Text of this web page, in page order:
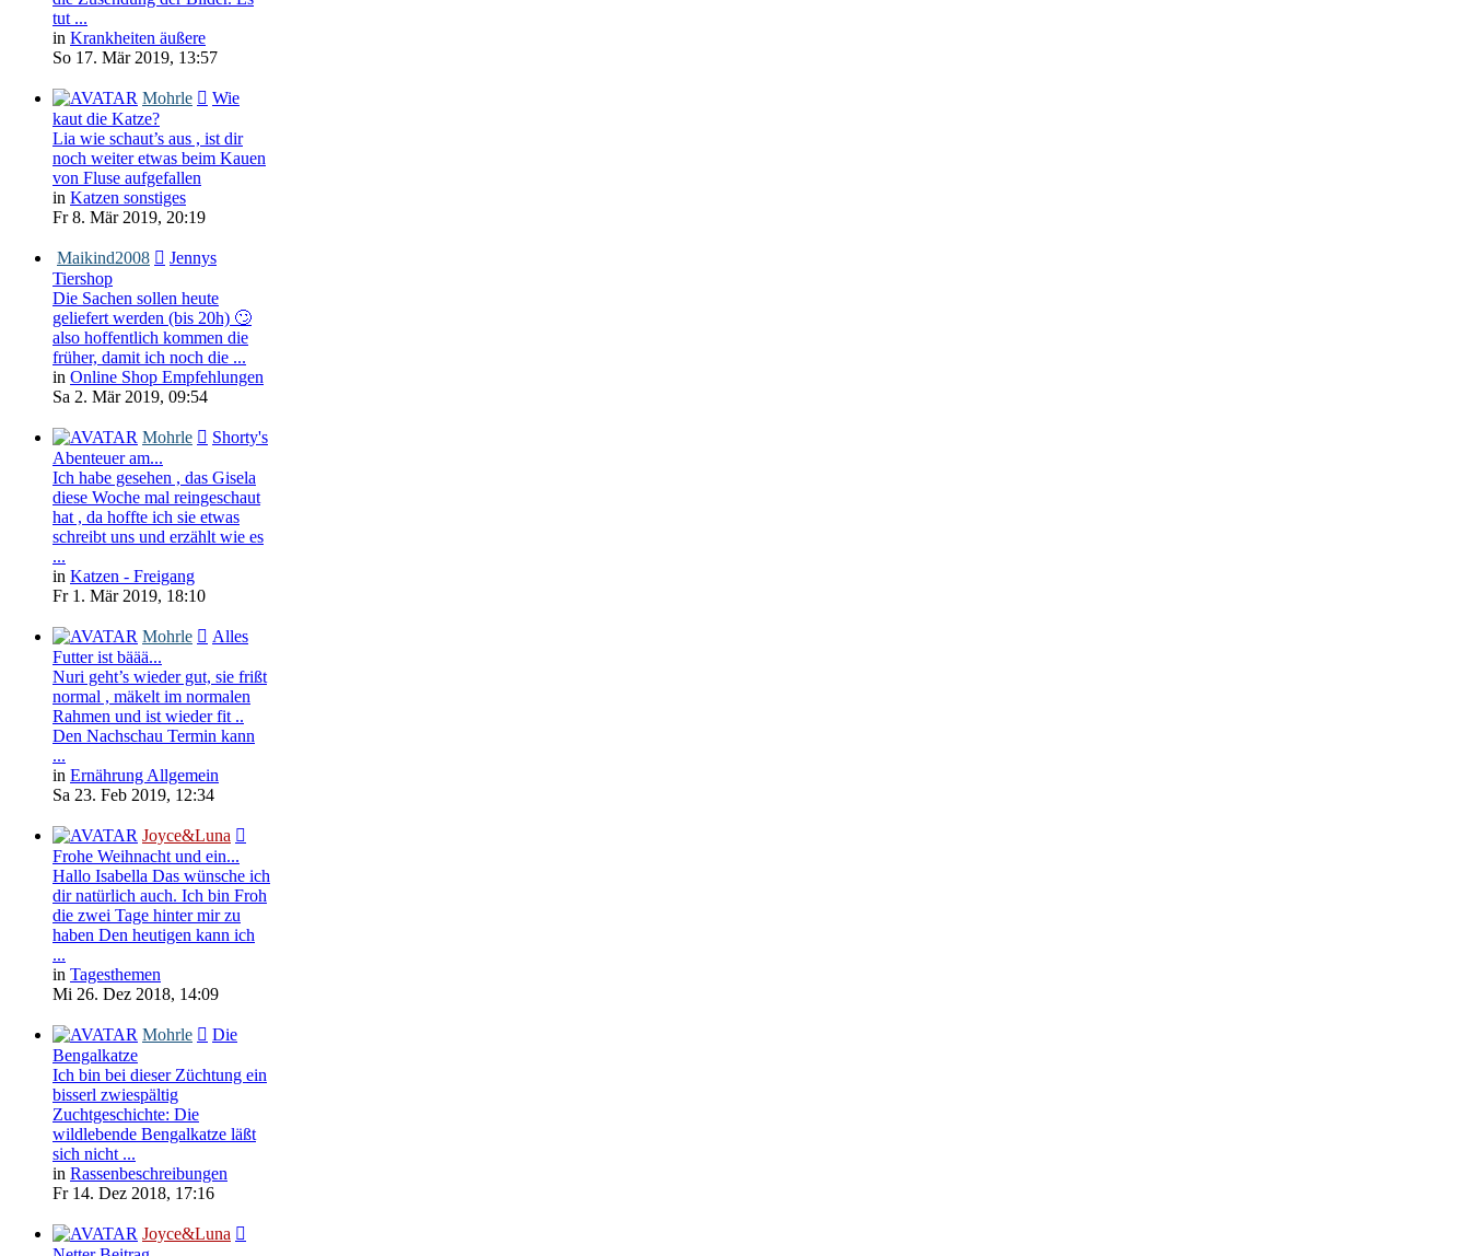
tut ...
in Krankheiten äußere
So 17. Mär 2019, 13:57
Mohrle
Wie
kaut die Katze?
Lia wie schaut’s aus , ist dir
noch weiter etwas beim Kauen
von Fluse aufgefallen
in Katzen sonstiges
Fr 8. Mär 2019, 20:19
Maikind2008
Jennys
Tiershop
Die Sachen sollen heute
geliefert werden (bis 20h) 🙄
also hoffentlich kommen die
früher, damit ich noch die ...
in Online Shop Empfehlungen
Sa 2. Mär 2019, 09:54
Mohrle
Shorty's
Abenteuer am...
Ich habe gesehen , das Gisela
diese Woche mal reingeschaut
hat , da hoffte ich sie etwas
schreibt uns und erzählt wie es
...
in Katzen - Freigang
Fr 1. Mär 2019, 18:10
Mohrle
Alles
Futter ist bäää...
Nuri geht’s wieder gut, sie frißt
normal , mäkelt im normalen
Rahmen und ist wieder fit ..
Den Nachschau Termin kann
...
in Ernährung Allgemein
Sa 23. Feb 2019, 12:34
Joyce&Luna
Frohe Weihnacht und ein...
Hallo Isabella Das wünsche ich
dir natürlich auch. Ich bin Froh
die zwei Tage hinter mir zu
haben Den heutigen kann ich
...
in Tagesthemen
Mi 26. Dez 2018, 14:09
Mohrle
Die
Bengalkatze
Ich bin bei dieser Züchtung ein
bisserl zwiespältig
Zuchtgeschichte: Die
wildlebende Bengalkatze läßt
sich nicht ...
in Rassenbeschreibungen
Fr 14. Dez 2018, 17:16
Joyce&Luna